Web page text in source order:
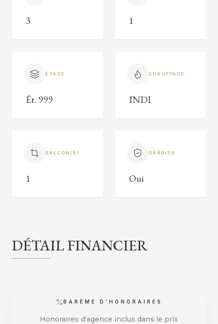
3 1
ÉTAGE
Ét. 999
CHAUFFAGE
INDI
BALCON(S)
1
GARDIEN
Oui
DÉTAIL FINANCIER
BARÈME D'HONORAIRES
Honoraires d'agence inclus dans le prix